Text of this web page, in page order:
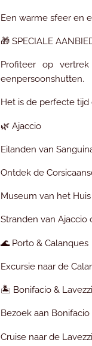
Een warme sfeer en
🎁 SPECIALE
Profiteer op
eenpersoonshutten.
Het is de perfecte
🌿 Ajaccio
Eilanden van
Ontdek de
Museum van het
Stranden van
🌊 Porto & Calanques
Excursie naar de
🏝️ Bonifacio & Lavezzi
Bezoek aan
Cruise naar de